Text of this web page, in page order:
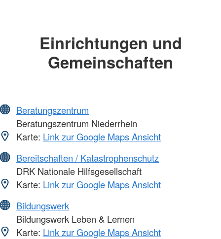
Einrichtungen und
Gemeinschaften
Beratungszentrum
Beratungszentrum Niederrhein
Karte: Link zur Google Maps Ansicht
Bereitschaften / Katastrophenschutz
DRK Nationale Hilfsgesellschaft
Karte: Link zur Google Maps Ansicht
Bildungswerk
Bildungswerk Leben & Lernen
Karte: Link zur Google Maps Ansicht